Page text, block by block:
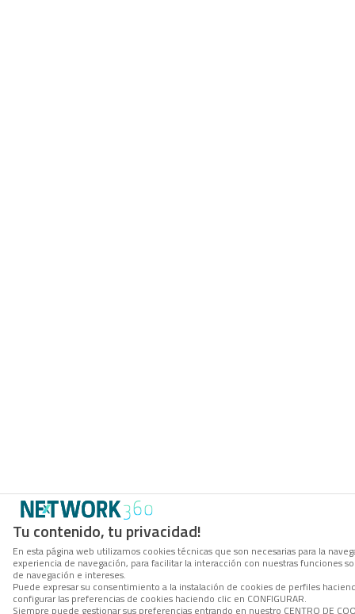
Tu contenido, tu privacidad!
En esta página web utilizamos cookies técnicas que son necesarias para la
experiencia de navegación, para facilitar la interacción con nuestras funciones
de navegación e intereses.
Puede expresar su consentimiento a la instalación de cookies de perfiles
configurar las preferencias de cookies haciendo clic en CONFIGURAR.
Siempre puede gestionar sus preferencias entrando en nuestro CENTRO DE